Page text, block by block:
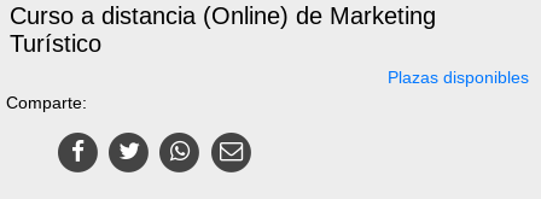
Curso a distancia (Online) de Marketing
Turístico
Plazas disponibles
Comparte: